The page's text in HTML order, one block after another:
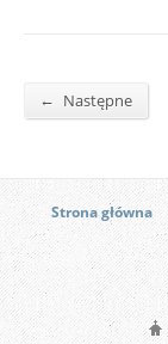
← Następne
Strona główna